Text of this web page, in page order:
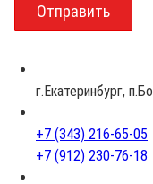
г.Екатеринбург,
+7 (343) 216-65-05
+7 (912) 230-76-18